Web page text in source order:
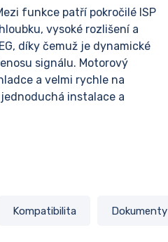
funkce patří pokročilé ISP
vysoké rozlišení a
díky čemuž je dynamické
signálu. Motorový
a velmi rychle na
instalace a
Kompatibilita Dokumenty